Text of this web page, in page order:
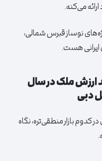
می‌کنه.
نوساز قبرس شمالی،
ایرانی هست.
ارزش ملک در سال
کدوم بازار منطقی‌تره، نگاه